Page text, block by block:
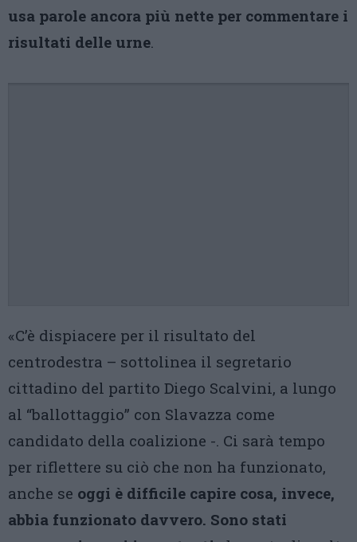
usa parole ancora più nette per commentare i
risultati delle urne.
«C’è dispiacere per il risultato del
centrodestra – sottolinea il segretario
cittadino del partito Diego Scalvini, a lungo
al “ballottaggio” con Slavazza come
candidato della coalizione -. Ci sarà tempo
per riflettere su ciò che non ha funzionato,
anche se oggi è difficile capire cosa, invece,
abbia funzionato davvero. Sono stati